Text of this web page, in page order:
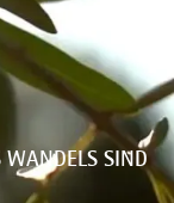
WANDELS SIND